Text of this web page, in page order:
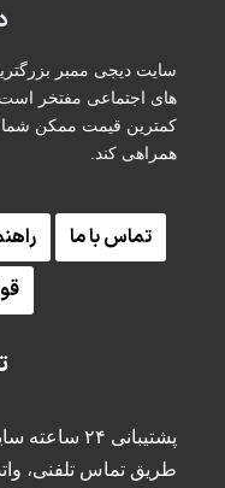
سایت دیجی ممبر
های اجتماعی مفتخر است
کمترین قیمت ممکن شما
همراهی کند.
تماس با ما
پشتیبانی
طریق تماس تلفنی،